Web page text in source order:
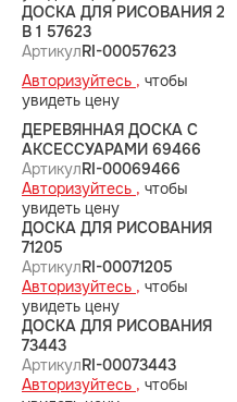
ДОСКА ДЛЯ РИСОВАНИЯ 2
В 1 57623
АртикулRI-00057623
Авторизуйтесь , чтобы
увидеть цену
ДЕРЕВЯННАЯ ДОСКА С
АКСЕССУАРАМИ 69466
АртикулRI-00069466
Авторизуйтесь , чтобы
увидеть цену
ДОСКА ДЛЯ РИСОВАНИЯ
71205
АртикулRI-00071205
Авторизуйтесь , чтобы
увидеть цену
ДОСКА ДЛЯ РИСОВАНИЯ
73443
АртикулRI-00073443
Авторизуйтесь , чтобы